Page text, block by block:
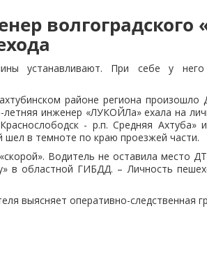
устанавливают. При себе у
районе региона произошло
инженер «ЛУКОЙЛа» ехала на
- р.п. Средняя Ахтуба»
в темноте по краю проезжей части.
Водитель не оставила место
в областной ГИБДД. – Личность
выясняет оперативно-следственная